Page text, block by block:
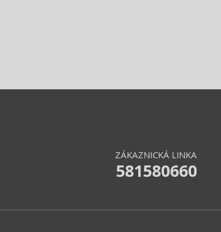
ZÁKAZNICKÁ LINKA
581580660